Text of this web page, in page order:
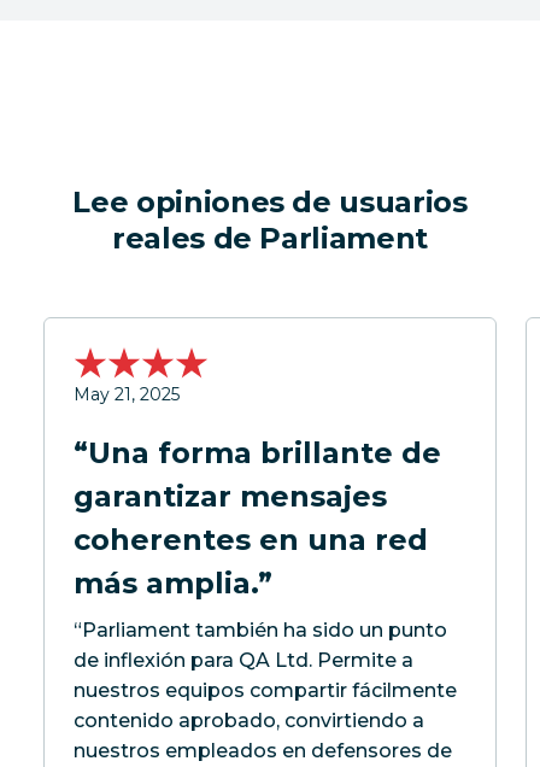
Lee opiniones de usuarios
reales de Parliament
May 21, 2025
“Una forma brillante de
garantizar mensajes
coherentes en una red
más amplia.”
“Parliament también ha sido un punto
de inflexión para QA Ltd. Permite a
nuestros equipos compartir fácilmente
contenido aprobado, convirtiendo a
nuestros empleados en defensores de